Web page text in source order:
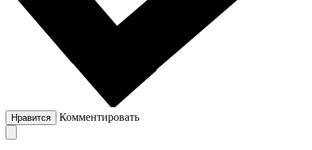
Нравится Комментировать